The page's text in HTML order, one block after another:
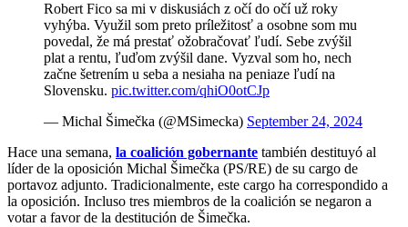
Robert Fico sa mi v diskusiách z očí do očí už roky
vyhýba. Využil som preto príležitosť a osobne som mu
povedal, že má prestať ožobračovať ľudí. Sebe zvýšil
plat a rentu, ľuďom zvýšil dane. Vyzval som ho, nech
začne šetrením u seba a nesiaha na peniaze ľudí na
Slovensku. pic.twitter.com/qhiO0otCJp
— Michal Šimečka (@MSimecka) September 24, 2024
Hace una semana, la coalición gobernante también destituyó al
líder de la oposición Michal Šimečka (PS/RE) de su cargo de
portavoz adjunto. Tradicionalmente, este cargo ha correspondido a
la oposición. Incluso tres miembros de la coalición se negaron a
votar a favor de la destitución de Šimečka.